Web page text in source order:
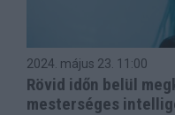
2024. május 23. 11:00
Rövid időn belül
mesterséges